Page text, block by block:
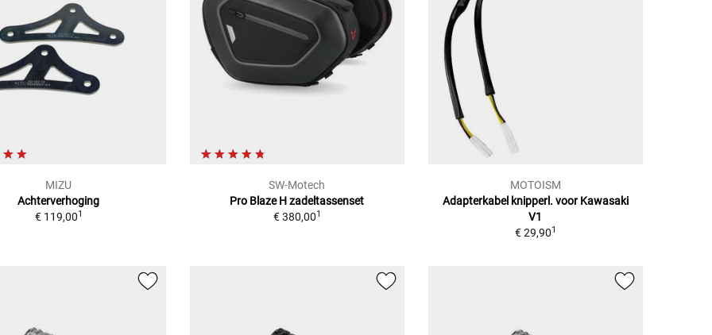
MIZU
Achterverhoging
€ 119,001
SW-Motech
Pro Blaze H zadeltassenset
€ 380,001
MOTOISM
Adapterkabel knipperl. voor Kawasaki
V1
€ 29,901